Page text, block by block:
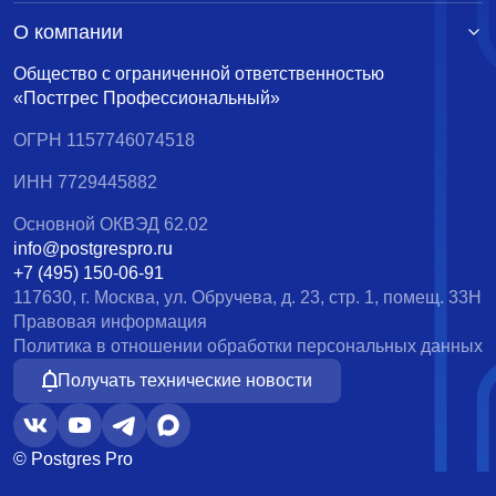
Общество с ограниченной ответственностью
«Постгрес Профессиональный»
ОГРН 1157746074518
ИНН 7729445882
Основной ОКВЭД 62.02
info@postgrespro.ru
+7 (495) 150-06-91
117630, г. Москва, ул. Обручева, д. 23, стр. 1, помещ. 33Н
Правовая информация
Политика в отношении обработки персональных данных
Получать технические новости
© Postgres Pro
О компании